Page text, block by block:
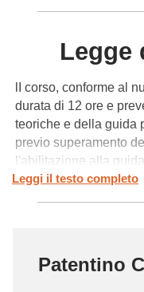
Legge
lI corso, conforme al
durata di 12 ore e
teoriche e della guida
previo superamento
l'abilitazione alla
industriale, chiamata
elevatore.
Leggi il testo completo
Patentino